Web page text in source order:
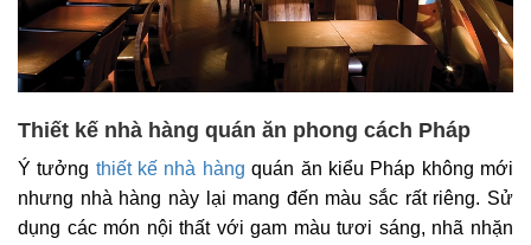
Thiết kế nhà hàng quán ăn phong cách Pháp
Ý tưởng thiết kế nhà hàng quán ăn kiểu Pháp không mới
nhưng nhà hàng này lại mang đến màu sắc rất riêng. Sử
dụng các món nội thất với gam màu tươi sáng, nhã nhặn